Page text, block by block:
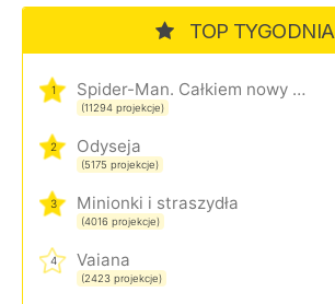
TOP TYGODNIA
1 Spider-Man. Całkiem nowy dzień
(11294 projekcje)
2 Odyseja
(5175 projekcje)
3 Minionki i straszydła
(4016 projekcje)
4 Vaiana
(2423 projekcje)